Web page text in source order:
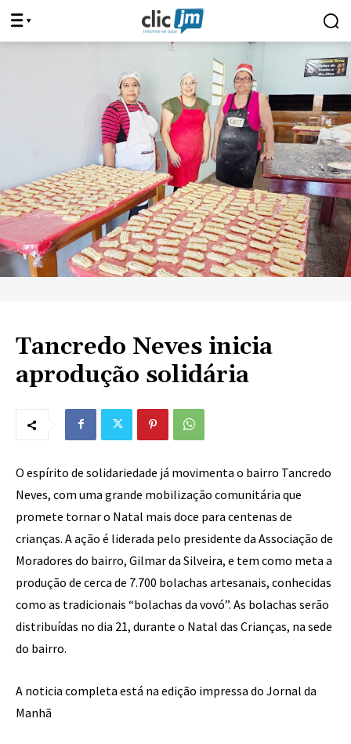
Tancredo Neves inicia
aprodução solidária
O espírito de solidariedade já movimenta o bairro Tancredo
Neves, com uma grande mobilização comunitária que
promete tornar o Natal mais doce para centenas de
crianças. A ação é liderada pelo presidente da Associação de
Moradores do bairro, Gilmar da Silveira, e tem como meta a
produção de cerca de 7.700 bolachas artesanais, conhecidas
como as tradicionais “bolachas da vovó”. As bolachas serão
distribuídas no dia 21, durante o Natal das Crianças, na sede
do bairro.
A noticia completa está na edição impressa do Jornal da
Manhã